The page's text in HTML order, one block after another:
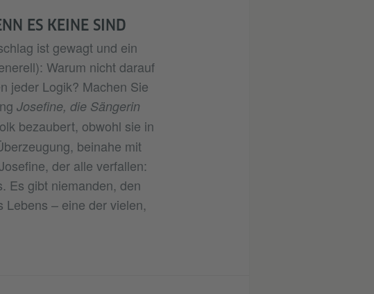
ES KEINE SIND
ist gewagt und ein
Warum nicht darauf
jeder Logik? Machen Sie
Josefine, die Sängerin
bezaubert, obwohl sie in
beinahe mit
der alle verfallen:
Es gibt niemanden, den
– eine der vielen,